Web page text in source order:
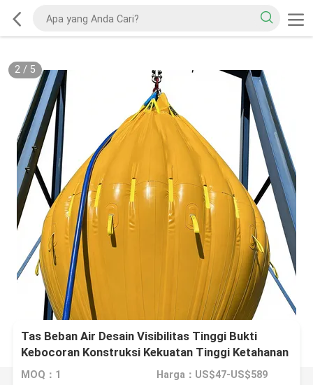
2/ 5
Tas Beban Air Desain Visibilitas Tinggi Bukti
Kebocoran Konstruksi Kekuatan Tinggi Ketahanan
MOQ：1 Harga：US$47-US$589